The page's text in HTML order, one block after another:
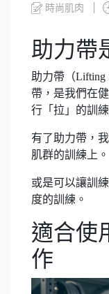
時尚肌肉
助力帶
助力帶（Lifting
帶，是我們在
行「拉」的訓
有了助力帶，
肌群的訓練上。
或是可以讓訓
度的訓練。
適合使
作